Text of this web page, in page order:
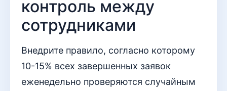
контроль между
сотрудниками
Внедрите правило, согласно которому
10-15% всех завершенных заявок
еженедельно проверяются случайным